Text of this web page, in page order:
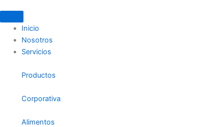
Inicio
Nosotros
Servicios
Productos
Corporativa
Alimentos